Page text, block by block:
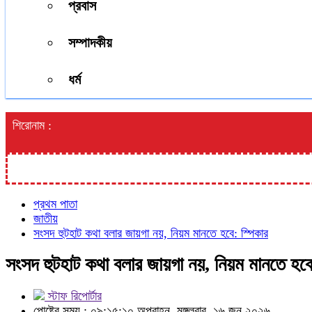
প্রবাস
সম্পাদকীয়
ধর্ম
শিরোনাম :
প্রথম পাতা
জাতীয়
সংসদ হুটহাট কথা বলার জায়গা নয়, নিয়ম মানতে হবে: স্পিকার
সংসদ হুটহাট কথা বলার জায়গা নয়, নিয়ম মানতে
স্টাফ রিপোর্টার